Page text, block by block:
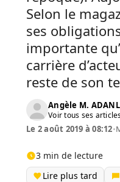
Selon le
ses
importante
carrière
reste de son
Angèle M.
Voir tous ses
Le 2 août 2019 à 08:12•
3 min de lecture
Lire plus tard